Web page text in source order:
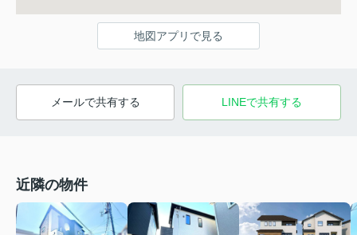
地図アプリで見る
メールで共有する LINEで共有する
近隣の物件